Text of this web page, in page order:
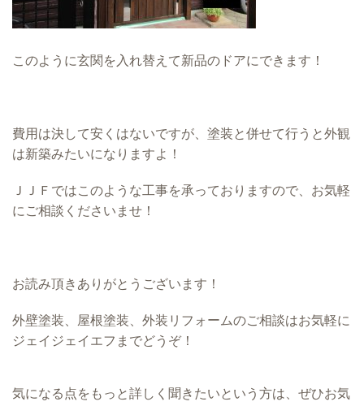
このように玄関を入れ替えて新品のドアにできます！
費用は決して安くはないですが、塗装と併せて行うと外観
は新築みたいになりますよ！
ＪＪＦではこのような工事を承っておりますので、お気軽
にご相談くださいませ！
お読み頂きありがとうございます！
外壁塗装、屋根塗装、外装リフォームのご相談はお気軽に
ジェイジェイエフまでどうぞ！
気になる点をもっと詳しく聞きたいという方は、ぜひお気